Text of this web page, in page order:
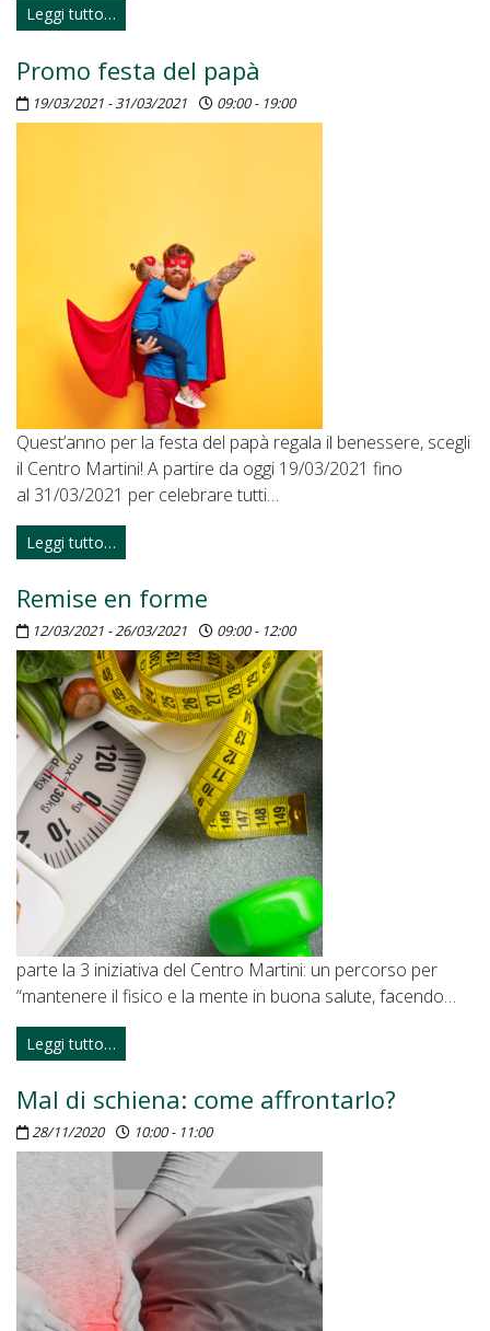
Leggi tutto…
Promo festa del papà
19/03/2021 - 31/03/2021 09:00 - 19:00
Quest’anno per la festa del papà regala il benessere, scegli
il Centro Martini! A partire da oggi 19/03/2021 fino
al 31/03/2021 per celebrare tutti…
Leggi tutto…
Remise en forme
12/03/2021 - 26/03/2021 09:00 - 12:00
parte la 3 iniziativa del Centro Martini: un percorso per
“mantenere il fisico e la mente in buona salute, facendo…
Leggi tutto…
Mal di schiena: come affrontarlo?
28/11/2020 10:00 - 11:00